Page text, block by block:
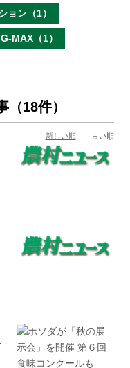
ョン（1）
G-MAX（1）
（18件）
新しい順 古い順